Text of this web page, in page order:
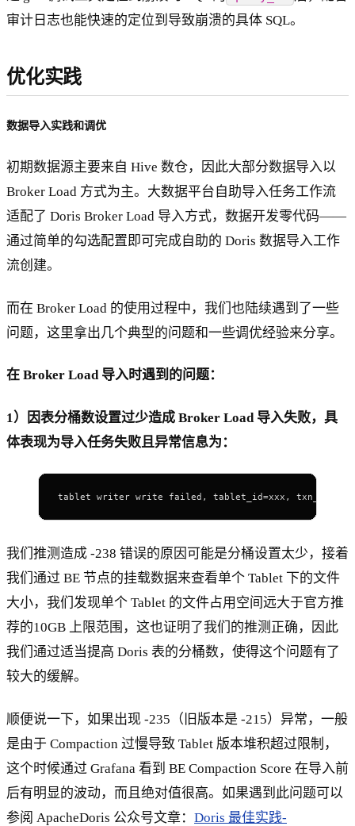
审计日志也能快速的定位到导致崩溃的具体 SQL。
优化实践
数据导入实践和调优
初期数据源主要来自 Hive 数仓，因此大部分数据导入以
Broker Load 方式为主。大数据平台自助导入任务工作流
适配了 Doris Broker Load 导入方式，数据开发零代码——
通过简单的勾选配置即可完成自助的 Doris 数据导入工作
流创建。
而在 Broker Load 的使用过程中，我们也陆续遇到了一些
问题，这里拿出几个典型的问题和一些调优经验来分享。
在 Broker Load 导入时遇到的问题：
1）因表分桶数设置过少造成 Broker Load 导入失败，具
体表现为导入任务失败且异常信息为：
tablet writer write failed, tablet_id=xxx,
我们推测造成 -238 错误的原因可能是分桶设置太少，接着
我们通过 BE 节点的挂载数据来查看单个 Tablet 下的文件
大小，我们发现单个 Tablet 的文件占用空间远大于官方推
荐的10GB 上限范围，这也证明了我们的推测正确，因此
我们通过适当提高 Doris 表的分桶数，使得这个问题有了
较大的缓解。
顺便说一下，如果出现 -235（旧版本是 -215）异常，一般
是由于 Compaction 过慢导致 Tablet 版本堆积超过限制，
这个时候通过 Grafana 看到 BE Compaction Score 在导入前
后有明显的波动，而且绝对值很高。如果遇到此问题可以
参阅 ApacheDoris 公众号文章： Doris 最佳实践-